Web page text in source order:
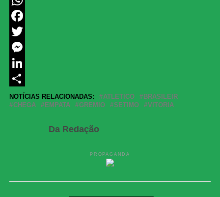
WhatsApp
Facebook
Twitter
Messenger
LinkedIn
Share
NOTÍCIAS RELACIONADAS: ATLETICO
BRASILEIR
CHEGA
EMPATA GREMIO SETIMO VITORIA
Da Redação
PROPAGANDA